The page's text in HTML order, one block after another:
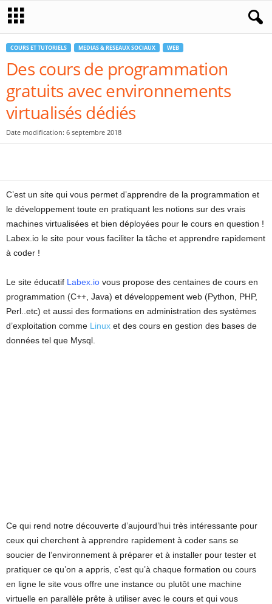
COURS ET TUTORIELS MEDIAS & RESEAUX SOCIAUX WEB
Des cours de programmation
gratuits avec environnements
virtualisés dédiés
Date modification: 6 septembre 2018
C’est un site qui vous permet d’apprendre de la programmation et
le développement toute en pratiquant les notions sur des vrais
machines virtualisées et bien déployées pour le cours en question !
Labex.io le site pour vous faciliter la tâche et apprendre rapidement
à coder !
Le site éducatif Labex.io vous propose des centaines de cours en
programmation (C++, Java) et développement web (Python, PHP,
Perl..etc) et aussi des formations en administration des systèmes
d’exploitation comme Linux et des cours en gestion des bases de
données tel que Mysql.
Ce qui rend notre découverte d’aujourd’hui très intéressante pour
ceux qui cherchent à apprendre rapidement à coder sans se
soucier de l’environnement à préparer et à installer pour tester et
pratiquer ce qu’on a appris, c’est qu’à chaque formation ou cours
en ligne le site vous offre une instance ou plutôt une machine
virtuelle en parallèle prête à utiliser avec le cours et qui vous